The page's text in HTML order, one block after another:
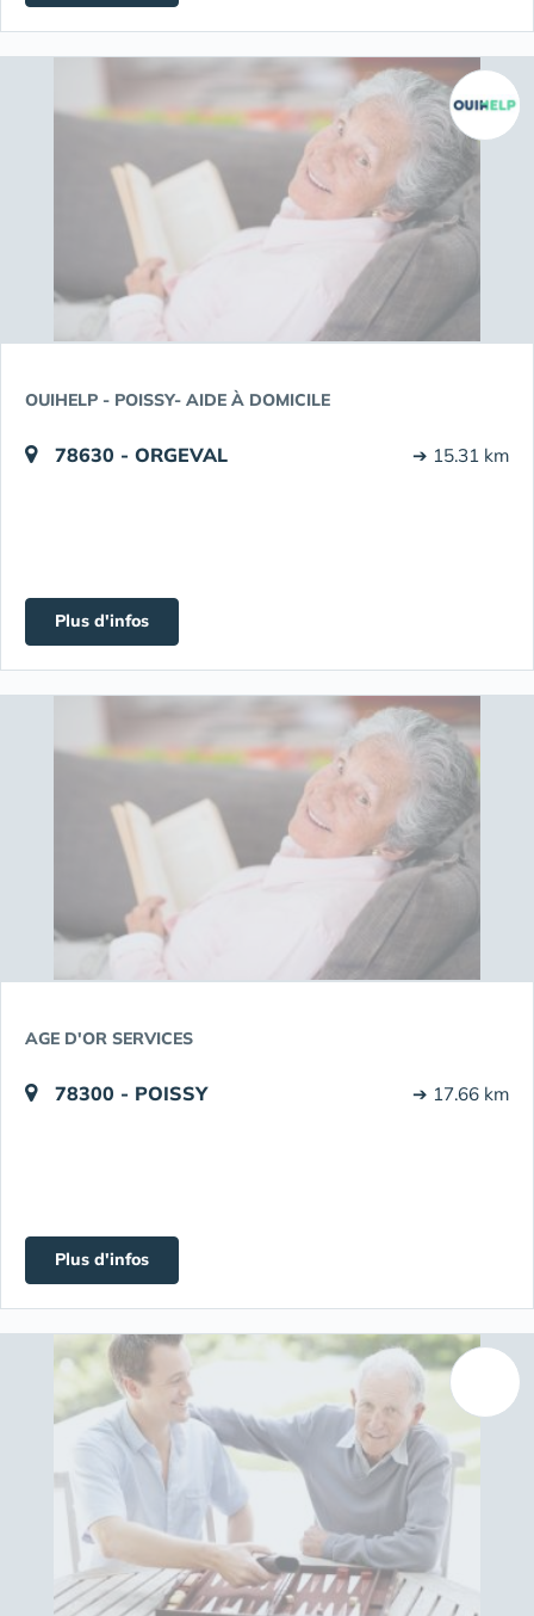
OUIHELP - POISSY- AIDE À DOMICILE
78630 - ORGEVAL ➔ 15.31 km
Plus d'infos
AGE D'OR SERVICES
78300 - POISSY ➔ 17.66 km
Plus d'infos